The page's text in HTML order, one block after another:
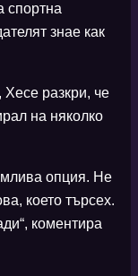
спортна
знае как
Хесе разкри, че
на няколко
опция. Не
което търсех.
коментира